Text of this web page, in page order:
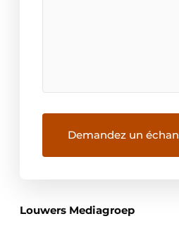
Louwers Mediagroep